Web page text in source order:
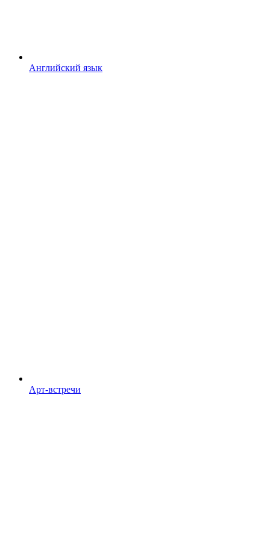
Английский язык
Арт-встречи